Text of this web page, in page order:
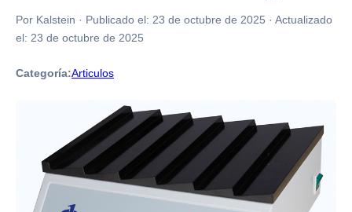
Por Kalstein · Publicado el: 23 de octubre de 2025 · Actualizado
el: 23 de octubre de 2025
Categoría:Articulos